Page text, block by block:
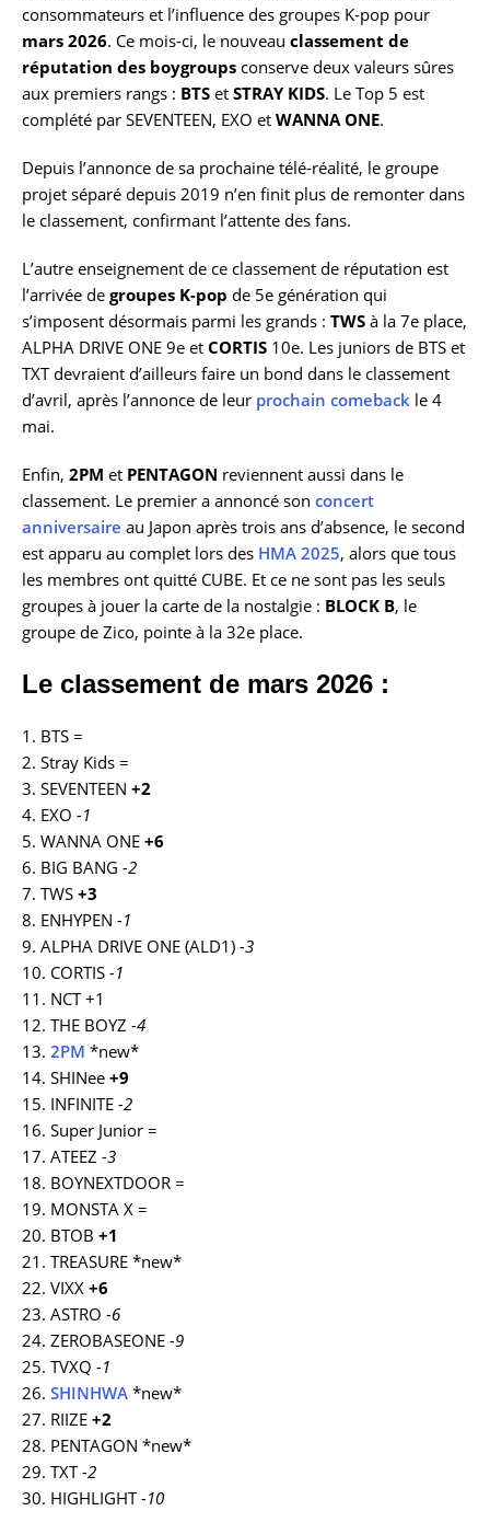
consommateurs et l’influence des groupes K-pop pour
mars 2026. Ce mois-ci, le nouveau classement de
réputation des boygroups conserve deux valeurs sûres
aux premiers rangs : BTS et STRAY KIDS. Le Top 5 est
complété par SEVENTEEN, EXO et WANNA ONE.
Depuis l’annonce de sa prochaine télé-réalité, le groupe
projet séparé depuis 2019 n’en finit plus de remonter dans
le classement, confirmant l’attente des fans.
L’autre enseignement de ce classement de réputation est
l’arrivée de groupes K-pop de 5e génération qui
s’imposent désormais parmi les grands : TWS à la 7e place,
ALPHA DRIVE ONE 9e et CORTIS 10e. Les juniors de BTS et
TXT devraient d’ailleurs faire un bond dans le classement
d’avril, après l’annonce de leur prochain comeback le 4
mai.
Enfin, 2PM et PENTAGON reviennent aussi dans le
classement. Le premier a annoncé son concert
anniversaire au Japon après trois ans d’absence, le second
est apparu au complet lors des HMA 2025, alors que tous
les membres ont quitté CUBE. Et ce ne sont pas les seuls
groupes à jouer la carte de la nostalgie : BLOCK B, le
groupe de Zico, pointe à la 32e place.
Le classement de mars 2026 :
1. BTS =
2. Stray Kids =
3. SEVENTEEN +2
4. EXO -1
5. WANNA ONE +6
6. BIG BANG -2
7. TWS +3
8. ENHYPEN -1
9. ALPHA DRIVE ONE (ALD1) -3
10. CORTIS -1
11. NCT +1
12. THE BOYZ -4
13. 2PM *new*
14. SHINee +9
15. INFINITE -2
16. Super Junior =
17. ATEEZ -3
18. BOYNEXTDOOR =
19. MONSTA X =
20. BTOB +1
21. TREASURE *new*
22. VIXX +6
23. ASTRO -6
24. ZEROBASEONE -9
25. TVXQ -1
26. SHINHWA *new*
27. RIIZE +2
28. PENTAGON *new*
29. TXT-2
30. HIGHLIGHT-10